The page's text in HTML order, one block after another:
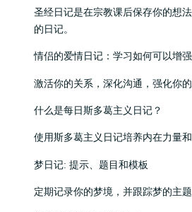
圣经日记是在宗教课后保存你的想
的日记。
情侣的爱情日记：学习如何可以增
激活你的关系，深化沟通，强化你的
什么是每日斯多葛主义日记？
使用斯多葛主义日记培养内在力量和
梦日记: 提示、题目和模板
定期记录你的梦境，并跟踪梦的主题